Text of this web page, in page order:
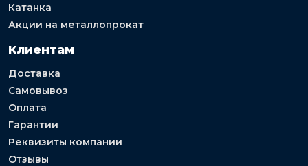
Катанка
Акции на металлопрокат
Клиентам
Доставка
Самовывоз
Оплата
Гарантии
Реквизиты компании
Отзывы